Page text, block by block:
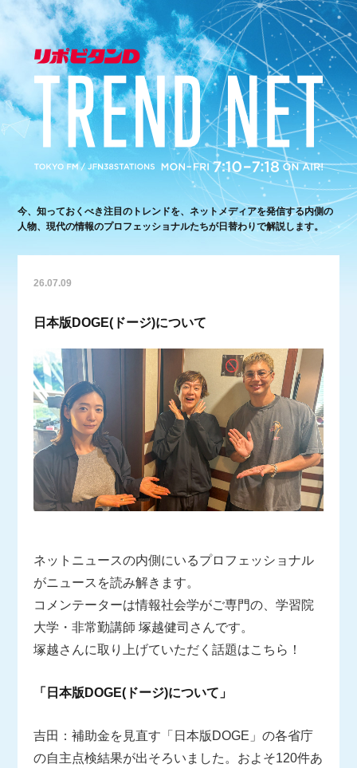
今、知っておくべき注目のトレンドを、ネットメディアを発信する内側の
人物、現代の情報のプロフェッショナルたちが日替わりで解説します。
26.07.09
日本版DOGE(ドージ)について
ネットニュースの内側にいるプロフェッショナル
がニュースを読み解きます。
コメンテーターは情報社会学がご専門の、学習院
大学・非常勤講師 塚越健司さんです。
塚越さんに取り上げていただく話題はこちら！
「日本版DOGE(ドージ)について」
吉田：補助金を見直す「日本版DOGE」の各省庁
の自主点検結果が出そろいました。およそ120件あ